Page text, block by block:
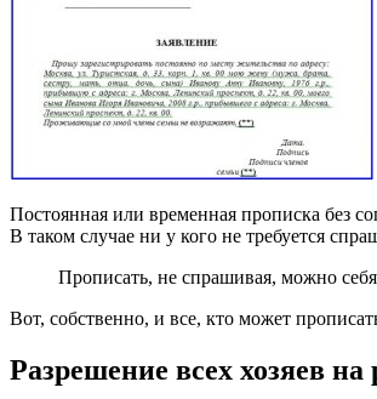
Постоянная или временная прописка без
В таком случае ни у кого не требуется
Прописать, не спрашивая, можно
Вот, собственно, и все, кто может
Разрешение всех хозяев